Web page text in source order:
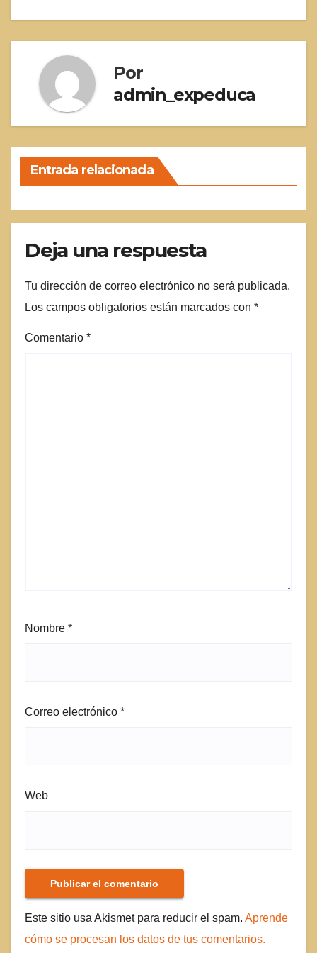
Por
admin_expeduca
Entrada relacionada
Deja una respuesta
Tu dirección de correo electrónico no será publicada.
Los campos obligatorios están marcados con *
Comentario *
Nombre *
Correo electrónico *
Web
Este sitio usa Akismet para reducir el spam. Aprende
cómo se procesan los datos de tus comentarios.